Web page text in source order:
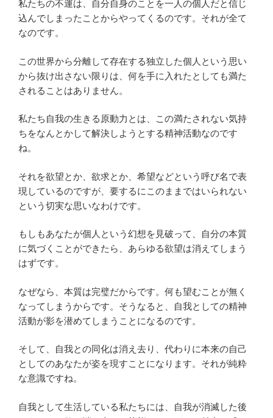
私たちの不運は、自分自身のことを一人の個人だと信じ
込んでしまったことからやってくるのです。それが全て
なのです。
この世界から分離して存在する独立した個人という思い
から抜け出さない限りは、何を手に入れたとしても満た
されることはありません。
私たち自我の生きる原動力とは、この満たされない気持
ちをなんとかして解決しようとする精神活動なのです
ね。
それを欲望とか、欲求とか、希望などという呼び名で表
現しているのですが、要するにこのままではいられない
という切実な思いなわけです。
もしもあなたが個人という幻想を見破って、自分の本質
に気づくことができたら、あらゆる欲望は消えてしまう
はずです。
なぜなら、本質は完璧だからです。何も望むことが無く
なってしまうからです。そうなると、自我としての精神
活動が影を潜めてしまうことになるのです。
そして、自我との同化は消え去り、代わりに本来の自己
としてのあなたが姿を現すことになります。それが純粋
な意識ですね。
自我として生活している私たちには、自我が消滅した後